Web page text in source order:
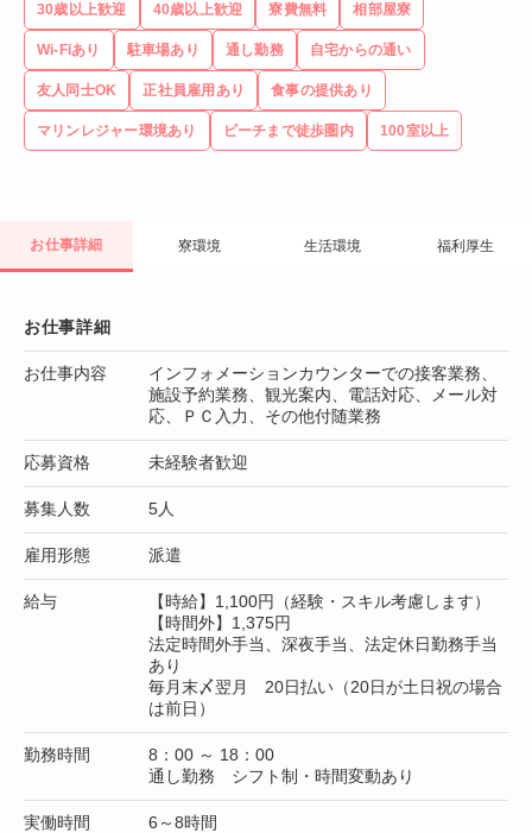
30歳以上歓迎 40歳以上歓迎 寮費無料 相部屋寮
Wi-Fiあり 駐車場あり 通し勤務 自宅からの通い
友人同士OK 正社員雇用あり 食事の提供あり
マリンレジャー環境あり ビーチまで徒歩圏内 100室以上
お仕事詳細 寮環境 生活環境 福利厚生
お仕事詳細
お仕事内容
インフォメーションカウンターでの接客業務、
施設予約業務、観光案内、電話対応、メール対
応、ＰＣ入力、その他付随業務
応募資格 未経験者歓迎
募集人数 5人
雇用形態 派遣
給与
【時給】1,100円（経験・スキル考慮します）
【時間外】1,375円
法定時間外手当、深夜手当、法定休日勤務手当
あり
毎月末〆翌月 20日払い（20日が土日祝の場合
は前日）
勤務時間
8：00 ～ 18：00
通し勤務 シフト制・時間変動あり
実働時間
6～8時間